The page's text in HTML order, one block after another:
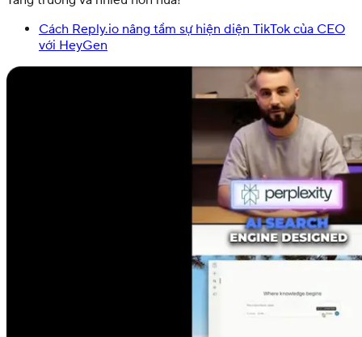
Cách Reply.io nâng tầm sự hiện diện TikTok của CEO
với HeyGen